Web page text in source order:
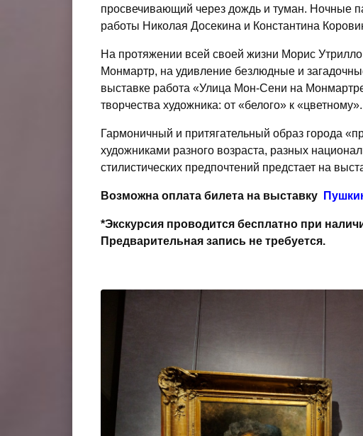
просвечивающий через дождь и туман. Ночные
работы Николая Досекина и Константина
На протяжении всей своей жизни Морис
Монмартр, на удивление безлюдные и
выставке работа «Улица Мон-Сени на
творчества художника: от «белого» к «цветному».
Гармоничный и притягательный образ города
художниками разного возраста, разных
стилистических предпочтений предстает на
Возможна оплата билета на выставку
*Экскурсия проводится бесплатно при
Предварительная запись не требуется.